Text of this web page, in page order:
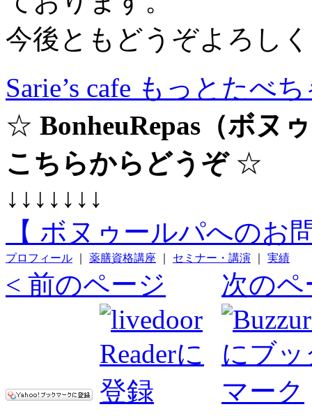
今後ともどうぞよろし
Sarie’s cafe もっとたべ
☆ BonheuRepas（ボヌ
こちらからどうぞ ☆
↓↓↓↓↓↓↓
【 ボヌゥールパへのお
プロフィール 薬膳資格講座 セミナー・講演 実績
< 前のページ 次のペ